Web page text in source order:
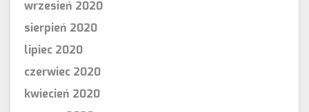
wrzesień 2020
sierpień 2020
lipiec 2020
czerwiec 2020
kwiecień 2020